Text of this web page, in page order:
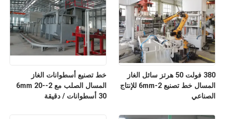
خط تصنيع أسطوانات الغاز
المسال الصلب مع 2-6mm 20-
30 أسطوانات / دقيقة
380 فولت 50 هرتز سائل الغاز
المسال خط تصنيع 2-6mm للإنتاج
الصناعي